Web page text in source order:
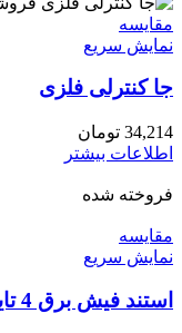
مقايسه
نمایش سریع
جا کنترلی فلزی
34,214 تومان
اطلاعات بیشتر
فروخته شده
مقايسه
نمایش سریع
استند فیش برق 4 تایی